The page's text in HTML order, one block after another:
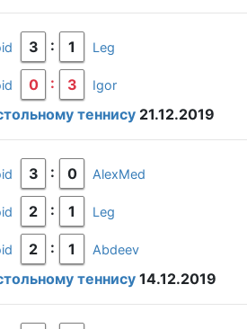
3 : 1 Leg
0 : 3 Igor
теннису 21.12.2019
3 : 0 AlexMed
2 : 1 Leg
2 : 1 Abdeev
теннису 14.12.2019